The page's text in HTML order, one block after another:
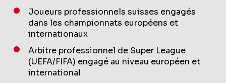
Joueurs professionnels suisses engagés
dans les championnats européens et
internationaux
Arbitre professionnel de Super League
(UEFA/FIFA) engagé au niveau européen et
international